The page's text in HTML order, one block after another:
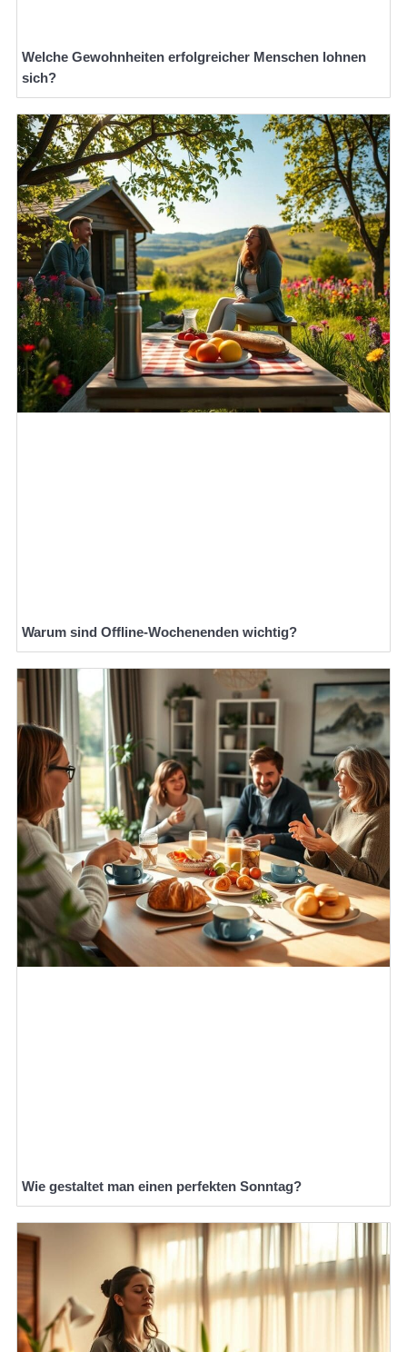
Welche Gewohnheiten erfolgreicher Menschen lohnen
sich?
Warum sind Offline-Wochenenden wichtig?
Wie gestaltet man einen perfekten Sonntag?